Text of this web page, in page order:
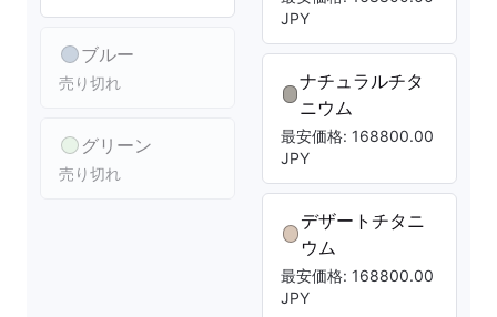
ブルー
売り切れ
グリーン
売り切れ
JPY
ナチュラルチタ
ニウム
最安価格: 168800.00
JPY
デザートチタニ
ウム
最安価格: 168800.00
JPY